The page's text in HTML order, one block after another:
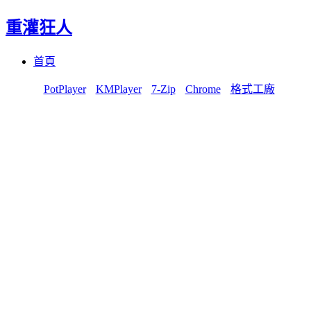
重灌狂人
首頁
PotPlayer KMPlayer 7-Zip Chrome 格式工廠